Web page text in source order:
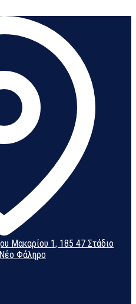
Μακαρίου 1, 185 47 Στάδιο
Φάληρο